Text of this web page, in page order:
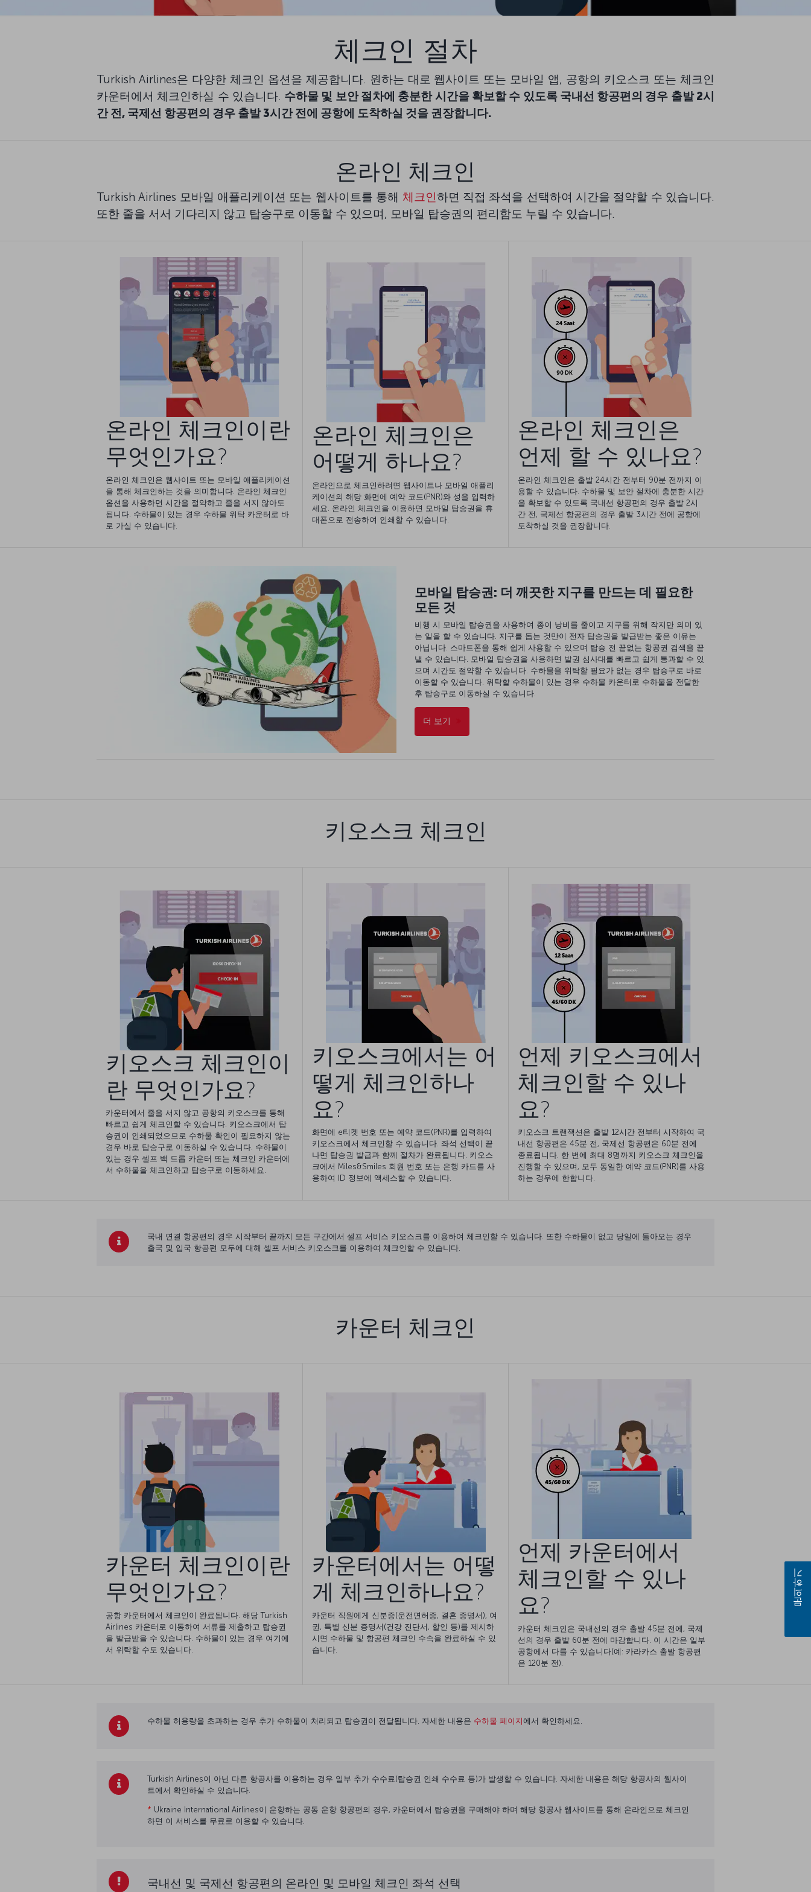
체크인 절차
Turkish Airlines은 다양한 체크인 옵션을 제공합니다. 원하는 대로 웹사이트 또는 모바일 앱, 공항의 키오스크 또는 체크인
카운터에서 체크인하실 수 있습니다. 수하물 및 보안 절차에 충분한 시간을 확보할 수 있도록 국내선 항공편의 경우 출발 2시
간 전, 국제선 항공편의 경우 출발 3시간 전에 공항에 도착하실 것을 권장합니다.
온라인 체크인
Turkish Airlines 모바일 애플리케이션 또는 웹사이트를 통해 체크인하면 직접 좌석을 선택하여 시간을 절약할 수 있습니다.
또한 줄을 서서 기다리지 않고 탑승구로 이동할 수 있으며, 모바일 탑승권의 편리함도 누릴 수 있습니다.
온라인 체크인이란
무엇인가요?
온라인 체크인은 웹사이트 또는 모바일 애플리케이션
을 통해 체크인하는 것을 의미합니다. 온라인 체크인
옵션을 사용하면 시간을 절약하고 줄을 서지 않아도
됩니다. 수하물이 있는 경우 수하물 위탁 카운터로 바
로 가실 수 있습니다.
온라인 체크인은
어떻게 하나요?
온라인으로 체크인하려면 웹사이트나 모바일 애플리
케이션의 해당 화면에 예약 코드(PNR)와 성을 입력하
세요. 온라인 체크인을 이용하면 모바일 탑승권을 휴
대폰으로 전송하여 인쇄할 수 있습니다.
온라인 체크인은
언제 할 수 있나요?
온라인 체크인은 출발 24시간 전부터 90분 전까지 이
용할 수 있습니다. 수하물 및 보안 절차에 충분한 시간
을 확보할 수 있도록 국내선 항공편의 경우 출발 2시
간 전, 국제선 항공편의 경우 출발 3시간 전에 공항에
도착하실 것을 권장합니다.
모바일 탑승권: 더 깨끗한 지구를 만드는 데 필요한
모든 것
비행 시 모바일 탑승권을 사용하여 종이 낭비를 줄이고 지구를 위해 작지만 의미 있
는 일을 할 수 있습니다. 지구를 돕는 것만이 전자 탑승권을 발급받는 좋은 이유는
아닙니다. 스마트폰을 통해 쉽게 사용할 수 있으며 탑승 전 끝없는 항공권 검색을 끝
낼 수 있습니다. 모바일 탑승권을 사용하면 발권 심사대를 빠르고 쉽게 통과할 수 있
으며 시간도 절약할 수 있습니다. 수하물을 위탁할 필요가 없는 경우 탑승구로 바로
이동할 수 있습니다. 위탁할 수하물이 있는 경우 수하물 카운터로 수하물을 전달한
후 탑승구로 이동하실 수 있습니다.
더 보기
키오스크 체크인
키오스크 체크인이
란 무엇인가요?
카운터에서 줄을 서지 않고 공항의 키오스크를 통해
빠르고 쉽게 체크인할 수 있습니다. 키오스크에서 탑
승권이 인쇄되었으므로 수하물 확인이 필요하지 않는
경우 바로 탑승구로 이동하실 수 있습니다. 수하물이
있는 경우 셀프 백 드롭 카운터 또는 체크인 카운터에
서 수하물을 체크인하고 탑승구로 이동하세요.
키오스크에서는 어
떻게 체크인하나
요?
화면에 e티켓 번호 또는 예약 코드(PNR)를 입력하여
키오스크에서 체크인할 수 있습니다. 좌석 선택이 끝
나면 탑승권 발급과 함께 절차가 완료됩니다. 키오스
크에서 Miles&Smiles 회원 번호 또는 은행 카드를 사
용하여 ID 정보에 액세스할 수 있습니다.
언제 키오스크에서
체크인할 수 있나
요?
키오스크 트랜잭션은 출발 12시간 전부터 시작하여 국
내선 항공편은 45분 전, 국제선 항공편은 60분 전에
종료됩니다. 한 번에 최대 8명까지 키오스크 체크인을
진행할 수 있으며, 모두 동일한 예약 코드(PNR)를 사용
하는 경우에 한합니다.
국내 연결 항공편의 경우 시작부터 끝까지 모든 구간에서 셀프 서비스 키오스크를 이용하여 체크인할 수 있습니다. 또한 수하물이 없고 당일에 돌아오는 경우
출국 및 입국 항공편 모두에 대해 셀프 서비스 키오스크를 이용하여 체크인할 수 있습니다.
카운터 체크인
카운터 체크인이란
무엇인가요?
공항 카운터에서 체크인이 완료됩니다. 해당 Turkish
Airlines 카운터로 이동하여 서류를 제출하고 탑승권
을 발급받을 수 있습니다. 수하물이 있는 경우 여기에
서 위탁할 수도 있습니다.
카운터에서는 어떻
게 체크인하나요?
카운터 직원에게 신분증(운전면허증, 결혼 증명서), 여
권, 특별 신분 증명서(건강 진단서, 할인 등)를 제시하
시면 수하물 및 항공편 체크인 수속을 완료하실 수 있
습니다.
언제 카운터에서
체크인할 수 있나
요?
카운터 체크인은 국내선의 경우 출발 45분 전에, 국제
선의 경우 출발 60분 전에 마감합니다. 이 시간은 일부
공항에서 다를 수 있습니다(예: 카라카스 출발 항공편
은 120분 전).
수하물 허용량을 초과하는 경우 추가 수하물이 처리되고 탑승권이 전달됩니다. 자세한 내용은 수하물 페이지에서 확인하세요.
Turkish Airlines이 아닌 다른 항공사를 이용하는 경우 일부 추가 수수료(탑승권 인쇄 수수료 등)가 발생할 수 있습니다. 자세한 내용은 해당 항공사의 웹사이
트에서 확인하실 수 있습니다.
* Ukraine International Airlines이 운항하는 공동 운항 항공편의 경우, 카운터에서 탑승권을 구매해야 하며 해당 항공사 웹사이트를 통해 온라인으로 체크인
하면 이 서비스를 무료로 이용할 수 있습니다.
국내선 및 국제선 항공편의 온라인 및 모바일 체크인 좌석 선택
문의하기